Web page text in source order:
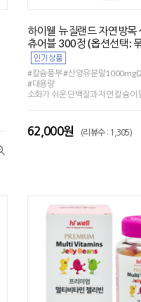
하이웰 뉴질랜드 자연방목
츄어블 300정 (옵션선택:
#칼슘풍부 #산양유분말
#대용량
소화가 쉬운 단백질과 자연 칼슘이
62,000원 (리뷰수 : 1,305)